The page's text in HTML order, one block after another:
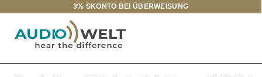
Hauptinhalt springen
Zur Suche springen
Zur Hauptnavigation springen
3% SKONTO BEI ÜBERWEISUNG